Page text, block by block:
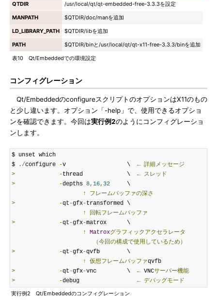
QTDIR
/usr/local/qt/qt-embedded-free-3.3.3を設定
MANPATH
$QTDIR/doc/manを追加
LD_LIBRARY_PATH
$QTDIR/libを追加
PATH
$QTDIR/binと/usr/local/qt/qt-x11-free-3.3.3/binを追加
表10 Qt/Embeddedでの環境設定
コンフィグレーション
Qt/EmbeddedのconfigureスクリプトのオプションはX11のもの
と少し違います。オプション「-help」で、使用できるオプショ
ンを確認できます。今回は実行例2のようにコンフィグレーショ
ンします。
$ unset which
$
./configure -v                  \ ← 詳細メッセージ
>
-thread             \ ← スレッド
>
-depths 8, 16, 32
     \
↑
フレームバッファの深さ
>
-qt -gfx-transformed \
↑
回転フレームバッファ
>
-qt -gfx-matrox      \
↑
Matroxグラフィックアクセラレータ
（今回の構成で使用しているため）
>
-qt -gfx-qvfb        \
↑
仮想フレームバッファ
>
-qt -gfx-vnc         \ ← VNCサーバー機能
>
-debug ← デバッグモード
実行例2 Qt/Embeddedのコンフィグレーション